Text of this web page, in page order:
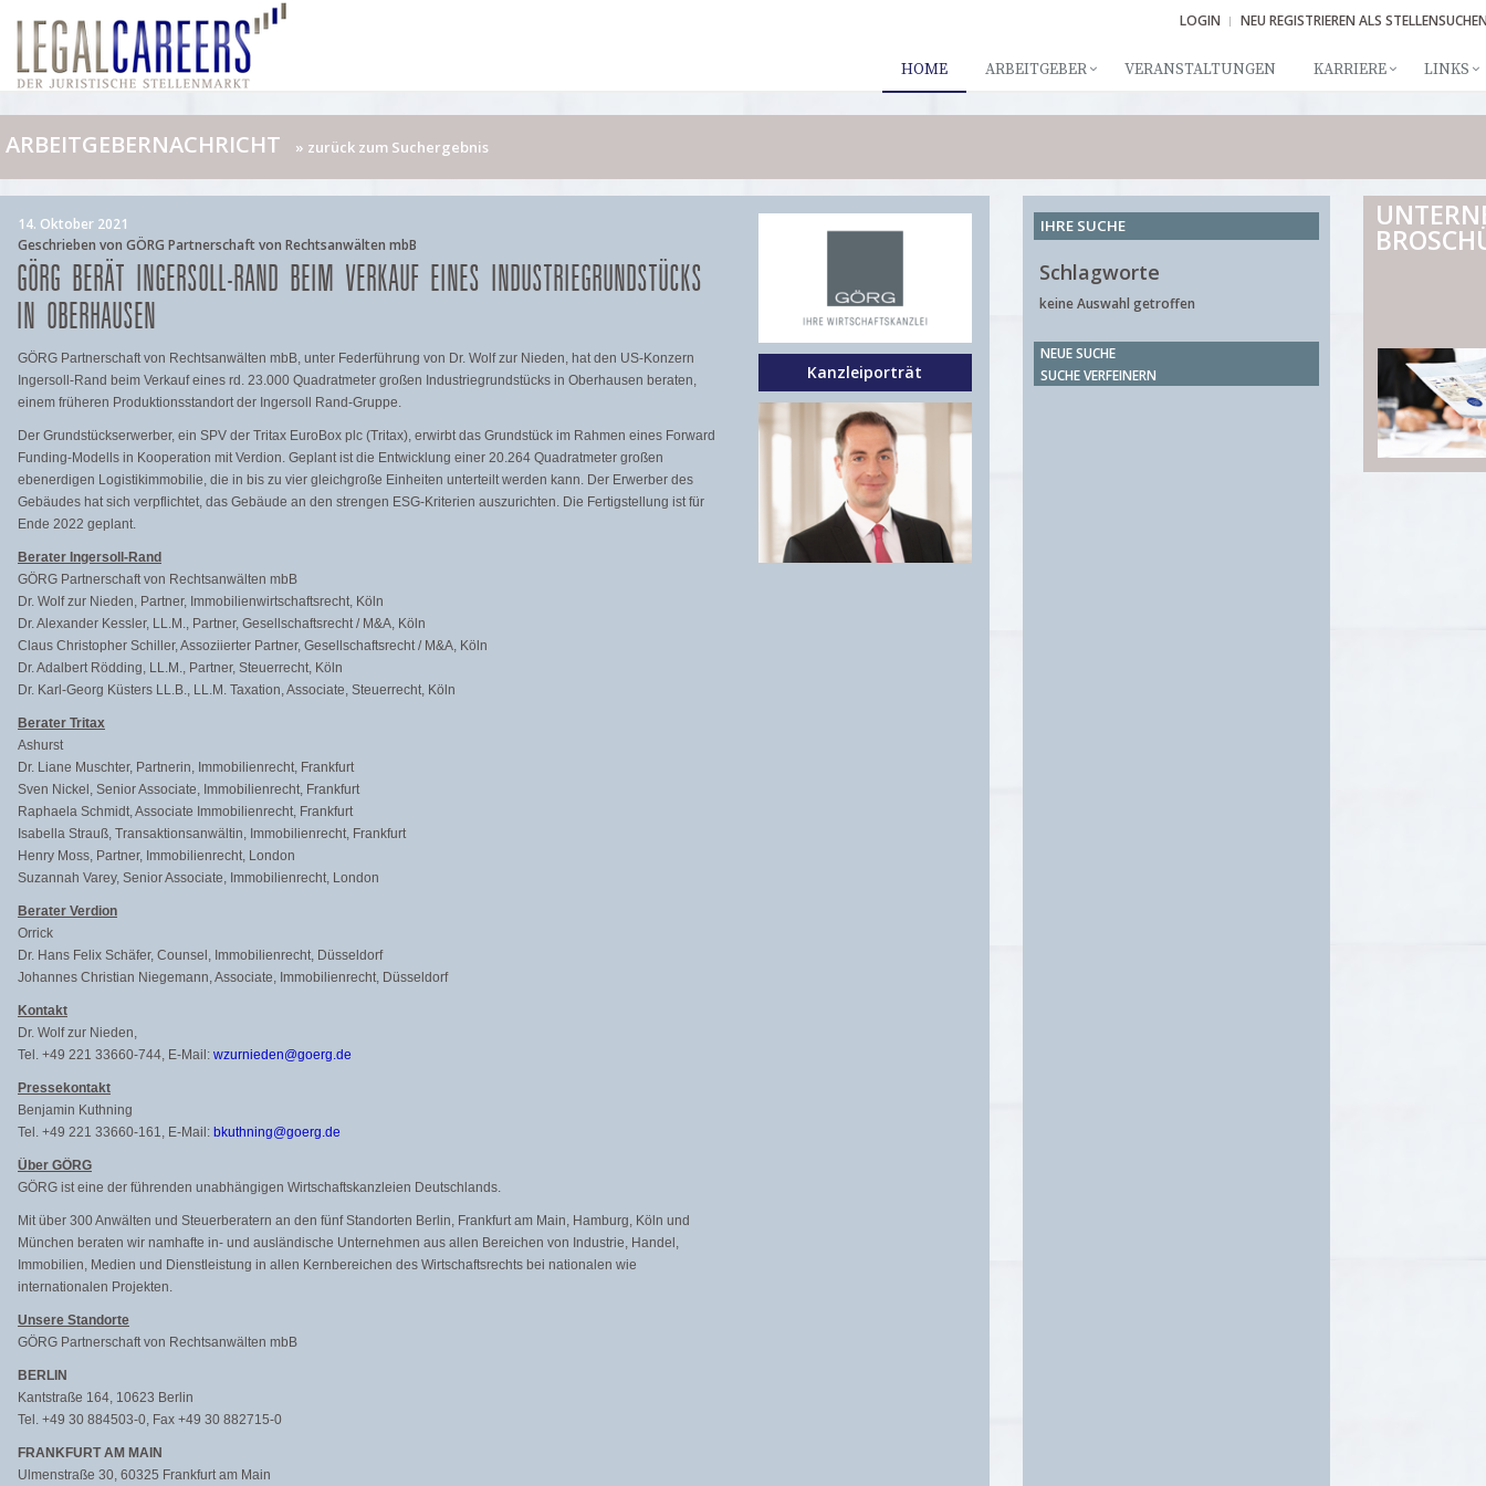
LOGIN NEU REGISTRIEREN ALS
HOME ARBEITGEBER VERANSTALTUNGEN KARRIERE LINKS
ARBEITGEBERNACHRICHT » zurück zum Suchergebnis
14. Oktober 2021
Geschrieben von GÖRG Partnerschaft von Rechtsanwälten mbB
GÖRG BERÄT INGERSOLL-RAND BEIM VERKAUF EINES INDUSTRIEGRUNDSTÜCKS
IN OBERHAUSEN
GÖRG Partnerschaft von Rechtsanwälten mbB, unter Federführung von Dr. Wolf zur Nieden, hat den US-Konzern
Ingersoll-Rand beim Verkauf eines rd. 23.000 Quadratmeter großen Industriegrundstücks in Oberhausen beraten,
einem früheren Produktionsstandort der Ingersoll Rand-Gruppe.
Der Grundstückserwerber, ein SPV der Tritax EuroBox plc (Tritax), erwirbt das Grundstück im Rahmen eines Forward
Funding-Modells in Kooperation mit Verdion. Geplant ist die Entwicklung einer 20.264 Quadratmeter großen
ebenerdigen Logistikimmobilie, die in bis zu vier gleichgroße Einheiten unterteilt werden kann. Der Erwerber des
Gebäudes hat sich verpflichtet, das Gebäude an den strengen ESG-Kriterien auszurichten. Die Fertigstellung ist für
Ende 2022 geplant.
Berater Ingersoll-Rand
GÖRG Partnerschaft von Rechtsanwälten mbB
Dr. Wolf zur Nieden, Partner, Immobilienwirtschaftsrecht, Köln
Dr. Alexander Kessler, LL.M., Partner, Gesellschaftsrecht / M&A, Köln
Claus Christopher Schiller, Assoziierter Partner, Gesellschaftsrecht / M&A, Köln
Dr. Adalbert Rödding, LL.M., Partner, Steuerrecht, Köln
Dr. Karl-Georg Küsters LL.B., LL.M. Taxation, Associate, Steuerrecht, Köln
Berater Tritax
Ashurst
Dr. Liane Muschter, Partnerin, Immobilienrecht, Frankfurt
Sven Nickel, Senior Associate, Immobilienrecht, Frankfurt
Raphaela Schmidt, Associate Immobilienrecht, Frankfurt
Isabella Strauß, Transaktionsanwältin, Immobilienrecht, Frankfurt
Henry Moss, Partner, Immobilienrecht, London
Suzannah Varey, Senior Associate, Immobilienrecht, London
Berater Verdion
Orrick
Dr. Hans Felix Schäfer, Counsel, Immobilienrecht, Düsseldorf
Johannes Christian Niegemann, Associate, Immobilienrecht, Düsseldorf
Kontakt
Dr. Wolf zur Nieden,
Tel. +49 221 33660-744, E-Mail: wzurnieden@goerg.de
Pressekontakt
Benjamin Kuthning
Tel. +49 221 33660-161, E-Mail: bkuthning@goerg.de
Über GÖRG
GÖRG ist eine der führenden unabhängigen Wirtschaftskanzleien Deutschlands.
Mit über 300 Anwälten und Steuerberatern an den fünf Standorten Berlin, Frankfurt am Main, Hamburg, Köln und
München beraten wir namhafte in- und ausländische Unternehmen aus allen Bereichen von Industrie, Handel,
Immobilien, Medien und Dienstleistung in allen Kernbereichen des Wirtschaftsrechts bei nationalen wie
internationalen Projekten.
Unsere Standorte
GÖRG Partnerschaft von Rechtsanwälten mbB
BERLIN
Kantstraße 164, 10623 Berlin
Tel. +49 30 884503-0, Fax +49 30 882715-0
FRANKFURT AM MAIN
Ulmenstraße 30, 60325 Frankfurt am Main
Kanzleiporträt
IHRE SUCHE
Schlagworte
keine Auswahl getroffen
NEUE SUCHE
SUCHE VERFEINERN